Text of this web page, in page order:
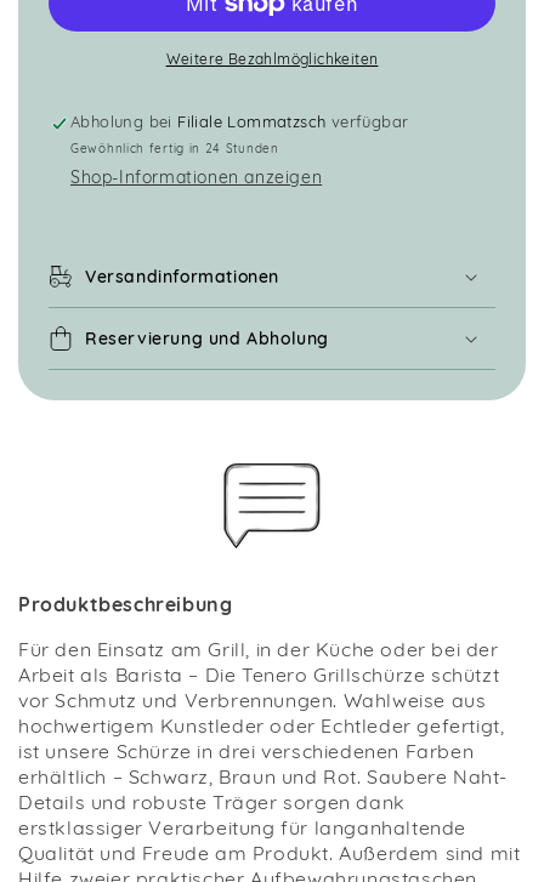
Weitere Bezahlmöglichkeiten
Abholung bei Filiale Lommatzsch verfügbar
Gewöhnlich fertig in 24 Stunden
Shop-Informationen anzeigen
Versandinformationen
Reservierung und Abholung
Produktbeschreibung
Für den Einsatz am Grill, in der Küche oder bei der
Arbeit als Barista – Die Tenero Grillschürze schützt
vor Schmutz und Verbrennungen. Wahlweise aus
hochwertigem Kunstleder oder Echtleder gefertigt,
ist unsere Schürze in drei verschiedenen Farben
erhältlich – Schwarz, Braun und Rot. Saubere Naht-
Details und robuste Träger sorgen dank
erstklassiger Verarbeitung für langanhaltende
Qualität und Freude am Produkt. Außerdem sind mit